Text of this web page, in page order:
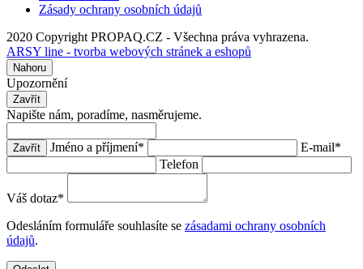
Zásady ochrany osobních údajů
2020 Copyright PROPAQ.CZ - Všechna práva vyhrazena.
ARSY line - tvorba webových stránek a eshopů
Nahoru
Upozornění
Zavřít
Napište nám, poradíme, nasměrujeme.
Zavřít Jméno a příjmení* E-mail*
Telefon
Váš dotaz*
Odesláním formuláře souhlasíte se zásadami ochrany osobních
údajů.